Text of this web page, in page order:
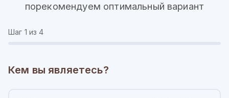
порекомендуем оптимальный вариант
Шаг 1 из 4
Кем вы являетесь?